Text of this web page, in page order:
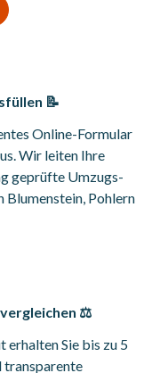
📝
Online-Formular
Wir leiten Ihre
geprüfte Umzugs-
Blumenstein, Pohlern
⚖️
erhalten Sie bis zu 5
transparente